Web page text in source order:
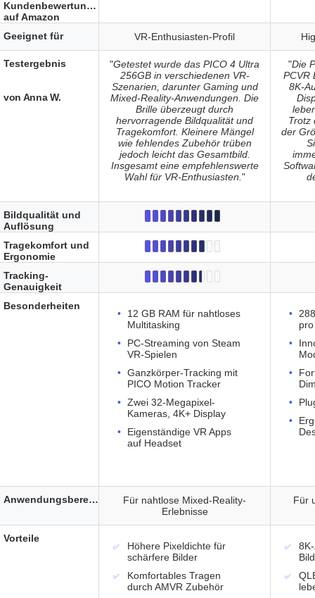
VR-Enthusiasten-Profil
"Getestet wurde das PICO 4 Ultra
256GB in verschiedenen VR-
Szenarien, darunter Gaming und
Mixed-Reality-Anwendungen. Die
Brille überzeugt durch
hervorragende Bildqualität und
Tragekomfort. Kleinere Mängel
wie fehlendes Zubehör trüben
jedoch leicht das Gesamtbild.
Insgesamt eine empfehlenswerte
Wahl für VR-Enthusiasten. "
"Die
PCVR
8K-
Trotz
der
12 GB RAM für nahtloses
Multitasking
PC-Streaming von Steam
VR-Spielen
Ganzkörper-Tracking mit
PICO Motion Tracker
Zwei 32-Megapixel-
Kameras, 4K+ Display
Eigenständige VR Apps
auf Headset
Für nahtlose Mixed-Reality-
Erlebnisse
Für
Höhere Pixeldichte für
schärfere Bilder
Komfortables Tragen
durch AMVR Zubehör
Kundenbewertungen
auf Amazon
Geeignet für
Testergebnis
von Anna W.
Bildqualität und
Auflösung
Tragekomfort und
Ergonomie
Tracking-
Genauigkeit
Besonderheiten
Anwendungsbereich
Vorteile